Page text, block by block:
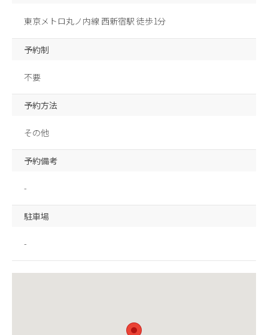
東京メトロ丸ノ内線 西新宿駅 徒歩1分
予約制
不要
予約方法
その他
予約備考
-
駐車場
-